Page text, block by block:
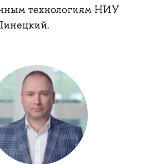
технологиям НИУ